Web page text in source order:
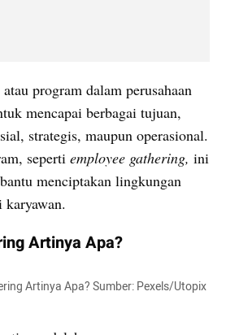
atau program dalam perusahaan
mencapai berbagai tujuan,
strategis, maupun operasional.
seperti employee gathering, ini
menciptakan lingkungan
karyawan.
Artinya Apa?
Artinya Apa? Sumber: Pexels/Utopix